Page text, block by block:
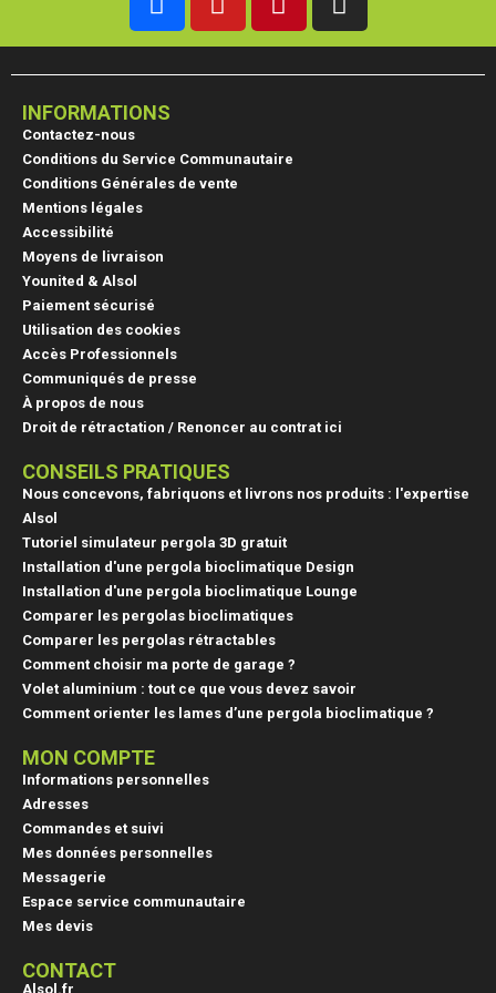
INFORMATIONS
Contactez-nous
Conditions du Service Communautaire
Conditions Générales de vente
Mentions légales
Accessibilité
Moyens de livraison
Younited & Alsol
Paiement sécurisé
Utilisation des cookies
Accès Professionnels
Communiqués de presse
À propos de nous
Droit de rétractation / Renoncer au contrat ici
CONSEILS PRATIQUES
Nous concevons, fabriquons et livrons nos produits : l'expertise
Alsol
Tutoriel simulateur pergola 3D gratuit
Installation d'une pergola bioclimatique Design
Installation d'une pergola bioclimatique Lounge
Comparer les pergolas bioclimatiques
Comparer les pergolas rétractables
Comment choisir ma porte de garage ?
Volet aluminium : tout ce que vous devez savoir
Comment orienter les lames d’une pergola bioclimatique ?
MON COMPTE
Informations personnelles
Adresses
Commandes et suivi
Mes données personnelles
Messagerie
Espace service communautaire
Mes devis
CONTACT
Alsol.fr